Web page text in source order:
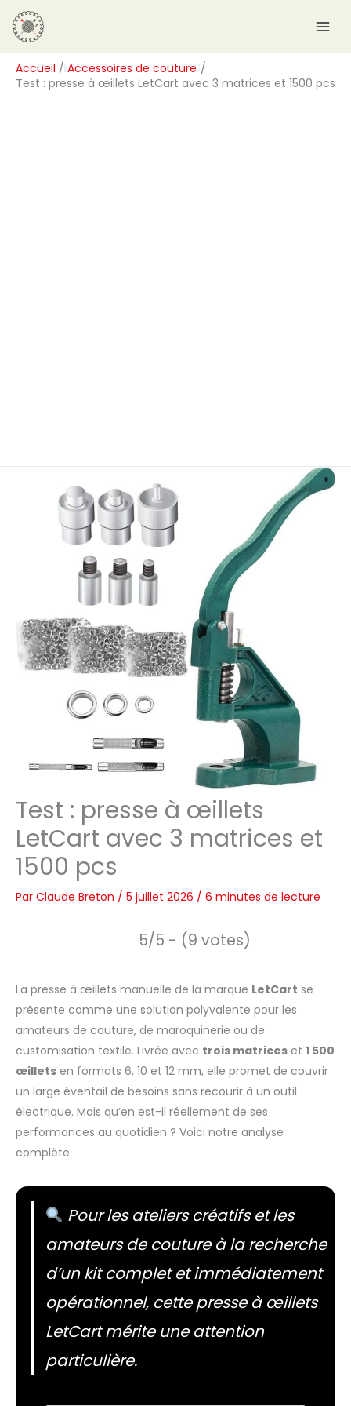
Aller
au
contenu
Accueil
Accessoires de couture
Test : presse à œillets LetCart avec 3 matrices et 1500 pcs
Test : presse à œillets
LetCart avec 3 matrices et
1500 pcs
Par Claude Breton / 5 juillet 2026 / 6 minutes de lecture
5/5 - (9 votes)
La presse à œillets manuelle de la marque LetCart se
présente comme une solution polyvalente pour les
amateurs de couture, de maroquinerie ou de
customisation textile. Livrée avec trois matrices et 1 500
œillets en formats 6, 10 et 12 mm, elle promet de couvrir
un large éventail de besoins sans recourir à un outil
électrique. Mais qu’en est-il réellement de ses
performances au quotidien ? Voici notre analyse
complète.
Pour les ateliers créatifs et les
amateurs de couture à la recherche
d’un kit complet et immédiatement
opérationnel, cette presse à œillets
LetCart mérite une attention
particulière.
R
e
c
h